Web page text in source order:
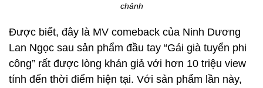
chảnh
Được biết, đây là MV comeback của Ninh Dương
Lan Ngọc sau sản phẩm đầu tay “Gái già tuyển phi
công” rất được lòng khán giả với hơn 10 triệu view
tính đến thời điểm hiện tại. Với sản phẩm lần này,